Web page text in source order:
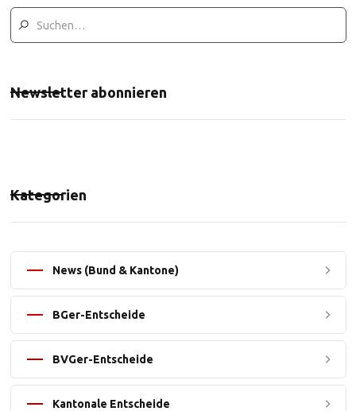
Newsletter abonnieren
Kategorien
News (Bund & Kantone)
BGer-Entscheide
BVGer-Entscheide
Kantonale Entscheide